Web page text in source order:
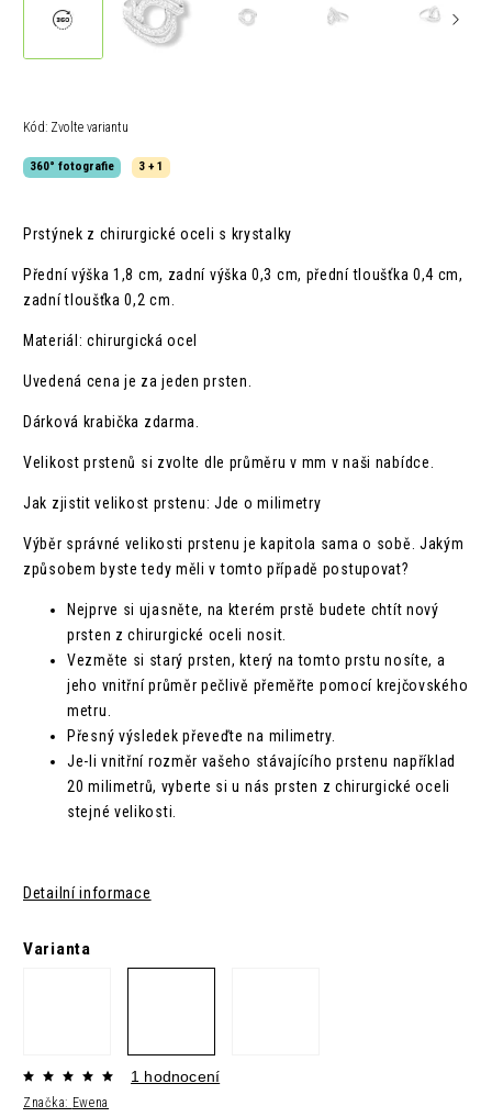
Kód: Zvolte variantu
360° fotografie 3 + 1
Prstýnek z chirurgické oceli s krystalky
Přední výška 1,8 cm, zadní výška 0,3 cm, přední tloušťka 0,4 cm,
zadní tloušťka 0,2 cm.
Materiál: chirurgická ocel
Uvedená cena je za jeden prsten.
Dárková krabička zdarma.
Velikost prstenů si zvolte dle průměru v mm v naši nabídce.
Jak zjistit velikost prstenu: Jde o milimetry
Výběr správné velikosti prstenu je kapitola sama o sobě. Jakým
způsobem byste tedy měli v tomto případě postupovat?
Nejprve si ujasněte, na kterém prstě budete chtít nový
prsten z chirurgické oceli nosit.
Vezměte si starý prsten, který na tomto prstu nosíte, a
jeho vnitřní průměr pečlivě přeměřte pomocí krejčovského
metru.
Přesný výsledek převeďte na milimetry.
Je-li vnitřní rozměr vašeho stávajícího prstenu například
20 milimetrů, vyberte si u nás prsten z chirurgické oceli
stejné velikosti.
Detailní informace
Varianta
Značka: Ewena
1 hodnocení